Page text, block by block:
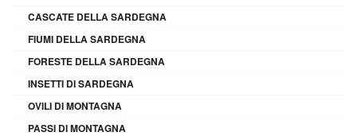
CASCATE DELLA SARDEGNA
FIUMI DELLA SARDEGNA
FORESTE DELLA SARDEGNA
INSETTI DI SARDEGNA
OVILI DI MONTAGNA
PASSI DI MONTAGNA